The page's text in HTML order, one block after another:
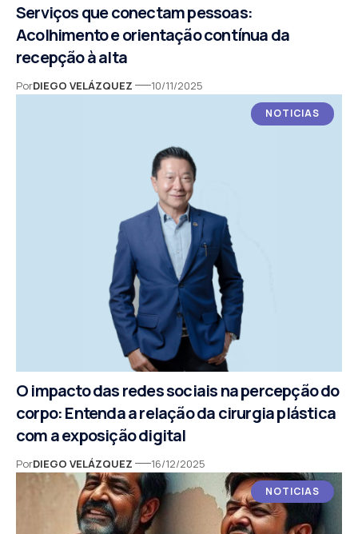
Serviços que conectam pessoas:
Acolhimento e orientação contínua da
recepção à alta
PorDIEGO VELÁZQUEZ 10/11/2025
NOTICIAS
O impacto das redes sociais na percepção do
corpo: Entenda a relação da cirurgia plástica
com a exposição digital
PorDIEGO VELÁZQUEZ 16/12/2025
NOTICIAS